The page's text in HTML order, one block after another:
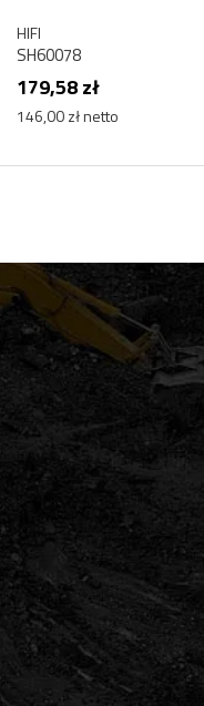
HIFI
SH60078
179,58 zł
146,00 zł netto